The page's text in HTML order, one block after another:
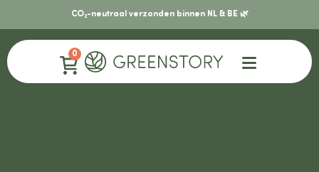
CO₂-neutraal verzonden binnen NL & BE 🌿
0